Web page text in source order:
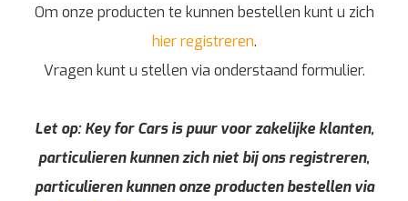
Om onze producten te kunnen bestellen kunt u zich
hier registreren.
Vragen kunt u stellen via onderstaand formulier.
Let op: Key for Cars is puur voor zakelijke klanten,
particulieren kunnen zich niet bij ons registreren,
particulieren kunnen onze producten bestellen via